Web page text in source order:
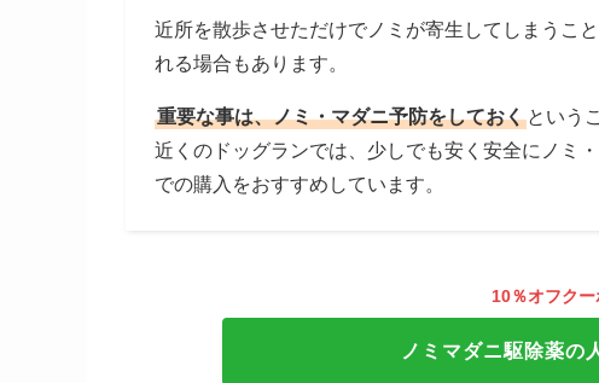
近所を散歩させただけでノミが寄生してしまうこ
れる場合もあります。
重要な事は、ノミ・マダニ予防をしておく という
近くのドッグランでは、少しでも安く安全にノミ
での購入をおすすめしています。
10％オフク
ノミマダニ駆除薬の